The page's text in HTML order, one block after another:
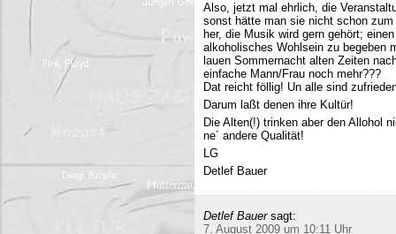
Also, jetzt mal ehrlich, die
sonst hätte man sie nicht schon
her, die Musik wird gern gehört;
alkoholisches Wohlsein zu begeben
lauen Sommernacht alten Zeiten
einfache Mann/Frau noch mehr???
Dat reicht föllig! Un alle sind
Darum laßt denen ihre Kultür!
Die Alten(!) trinken aber den Allohol
ne´ andere Qualität!
LG
Detlef Bauer
Detlef Bauer sagt:
7. August 2009 um 10:11 Uhr